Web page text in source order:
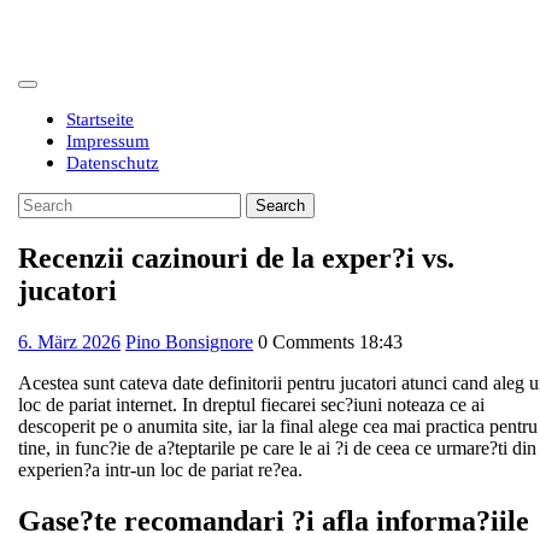
Open
ButtonStartseite
Impressum
Datenschutz
Close
Button
Search
for:
Recenzii cazinouri de la exper?i vs.
jucatori
6. März 20266.
2026
Pino Bonsignore 0 Comments 18:43
Acestea sunt cateva date definitorii pentru jucatori atunci cand aleg
loc de pariat internet. In dreptul fiecarei sec?iuni noteaza ce ai
descoperit pe o anumita site, iar la final alege cea mai practica pentru
tine, in func?ie de a?teptarile pe care le ai ?i de ceea ce urmare?ti din
experien?a intr-un loc de pariat re?ea.
Gase?te recomandari ?i afla informa?iile